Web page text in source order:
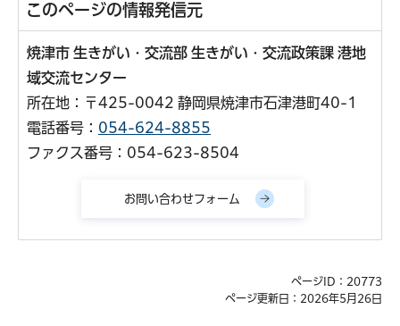
このページの情報発信元
焼津市 生きがい・交流部 生きがい・交流政策課 港地
域交流センター
所在地：〒425-0042 静岡県焼津市石津港町40-1
電話番号： 054-624-8855
ファクス番号：054-623-8504
ページID：20773
ページ更新日：2026年5月26日